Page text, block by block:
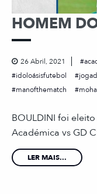
HOMEM
26 Abril, 2021
idoloásisfutebol
manofthematch
BOULDINI foi
Académica vs GD
LER MAIS...